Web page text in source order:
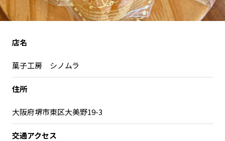
高知エリア
福岡エリア
佐賀エリア
長崎エリア
沖縄エリア
カテゴリから探す
特集コンテンツ
店名
菓子工房 シノムラ
住所
大阪府堺市東区大美野19-3
交通アクセス